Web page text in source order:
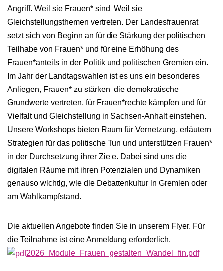
Angriff. Weil sie Frauen* sind. Weil sie
Gleichstellungsthemen vertreten. Der Landesfrauenrat
setzt sich von Beginn an für die Stärkung der politischen
Teilhabe von Frauen* und für eine Erhöhung des
Frauen*anteils in der Politik und politischen Gremien ein.
Im Jahr der Landtagswahlen ist es uns ein besonderes
Anliegen, Frauen* zu stärken, die demokratische
Grundwerte vertreten, für Frauen*rechte kämpfen und für
Vielfalt und Gleichstellung in Sachsen-Anhalt einstehen.
Unsere Workshops bieten Raum für Vernetzung, erläutern
Strategien für das politische Tun und unterstützen Frauen*
in der Durchsetzung ihrer Ziele. Dabei sind uns die
digitalen Räume mit ihren Potenzialen und Dynamiken
genauso wichtig, wie die Debattenkultur in Gremien oder
am Wahlkampfstand.
Die aktuellen Angebote finden Sie in unserem Flyer. Für
die Teilnahme ist eine Anmeldung erforderlich.
2026_Module_Frauen_gestalten_Wandel_fin.pdf